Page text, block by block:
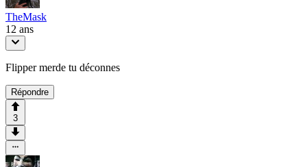
TheMask
12 ans
Flipper merde tu déconnes
Répondre
3